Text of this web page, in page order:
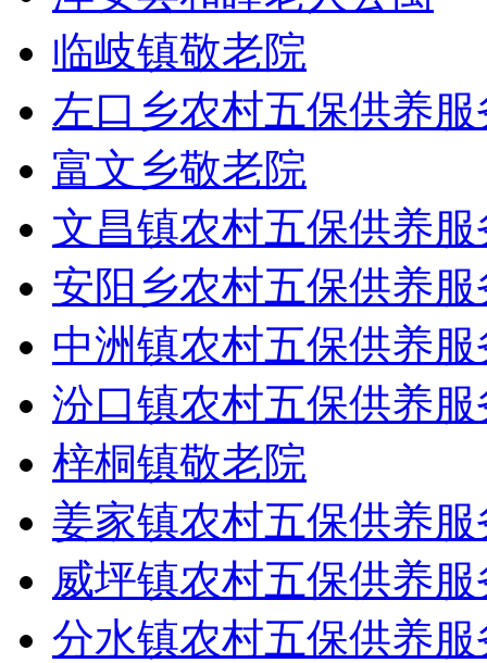
临岐镇敬老院
左口乡农村五保供养
富文乡敬老院
文昌镇农村五保供养
安阳乡农村五保供养
中洲镇农村五保供养
汾口镇农村五保供养
梓桐镇敬老院
姜家镇农村五保供养
威坪镇农村五保供养
分水镇农村五保供养